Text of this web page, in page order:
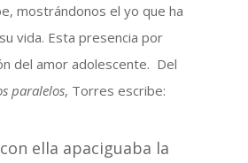
mostrándonos el yo que ha
vida. Esta presencia por
del amor adolescente. Del
paralelos, Torres escribe:
ella apaciguaba la